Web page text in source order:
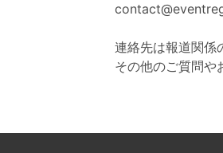
連絡先は報道関係
その他のご質問や